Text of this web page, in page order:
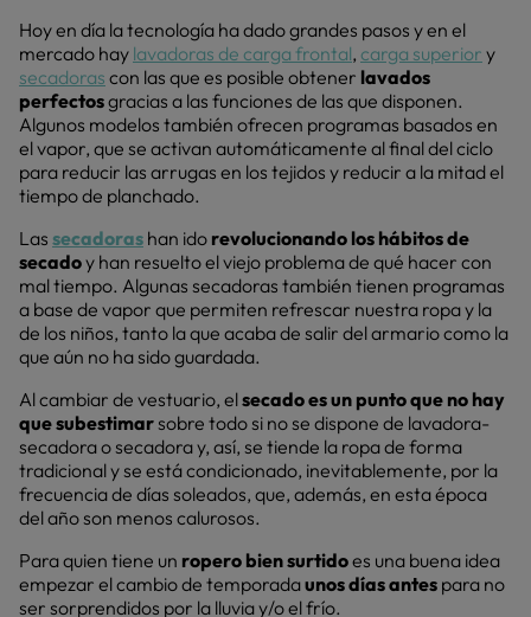
Hoy en día la tecnología ha dado grandes pasos y en el
mercado hay lavadoras de carga frontal, carga superior y
secadoras con las que es posible obtener lavados
perfectosgracias a las funciones de las que disponen.
Algunos modelos también ofrecen programas basados en
el vapor, que se activan automáticamente al final del ciclo
para reducir las arrugas en los tejidos y reducir a la mitad el
tiempo de planchado.
Las secadoras han ido revolucionando los hábitos de
secadoy han resuelto el viejo problema de qué hacer con
mal tiempo. Algunas secadoras también tienen programas
a base de vapor que permiten refrescar nuestra ropa y la
de los niños, tanto la que acaba de salir del armario como la
que aún no ha sido guardada.
Al cambiar de vestuario, elsecado es un punto que no hay
que subestimarsobre todo si no se dispone de lavadora-
secadora o secadora y, así, se tiende la ropa de forma
tradicional y se está condicionado, inevitablemente, por la
frecuencia de días soleados, que, además, en esta época
del año son menos calurosos.
Para quien tiene un ropero bien surtidoes una buena idea
empezar el cambio de temporadaunos días antes para no
ser sorprendidos por la lluvia y/o el frío.